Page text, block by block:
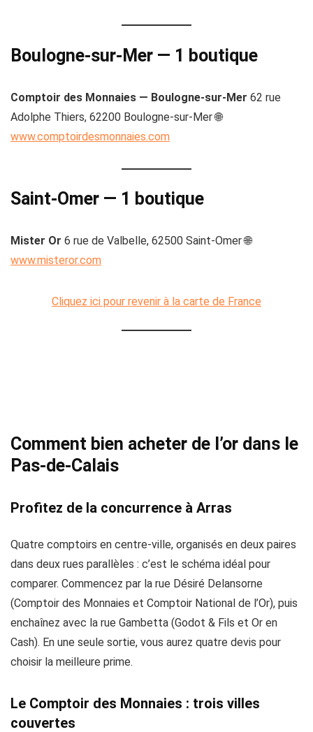
Boulogne-sur-Mer — 1 boutique
Comptoir des Monnaies — Boulogne-sur-Mer 62 rue
Adolphe Thiers, 62200 Boulogne-sur-Mer 🌐
www.comptoirdesmonnaies.com
Saint-Omer — 1 boutique
Mister Or 6 rue de Valbelle, 62500 Saint-Omer 🌐
www.misteror.com
Cliquez ici pour revenir à la carte de France
Comment bien acheter de l’or dans le
Pas-de-Calais
Profitez de la concurrence à Arras
Quatre comptoirs en centre-ville, organisés en deux paires
dans deux rues parallèles : c’est le schéma idéal pour
comparer. Commencez par la rue Désiré Delansorne
(Comptoir des Monnaies et Comptoir National de l’Or), puis
enchaînez avec la rue Gambetta (Godot & Fils et Or en
Cash). En une seule sortie, vous aurez quatre devis pour
choisir la meilleure prime.
Le Comptoir des Monnaies : trois villes
couvertes